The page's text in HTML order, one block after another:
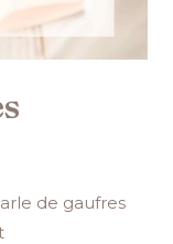
de gaufres